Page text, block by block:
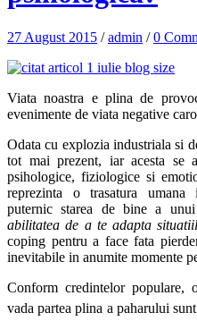
27 August 2015 /admin /0
Viata noastra e plina de
evenimente de viata negative
Odata cu explozia industriala si
tot mai prezent, iar acesta se
psihologice, fiziologice si
reprezinta o trasatura umana
puternic starea de bine a
abilitatea de a te adapta
coping pentru a face fata
inevitabile in anumite momente
Conform credintelor populare,
vada partea plina a paharului